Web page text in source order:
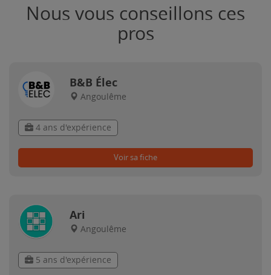
Nous vous conseillons ces
pros
B&B Élec
Angoulême
4 ans d'expérience
Voir sa fiche
Ari
Angoulême
5 ans d'expérience